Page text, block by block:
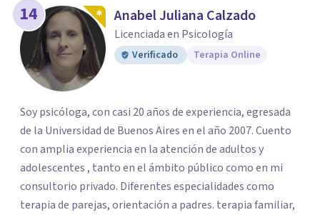
14 Anabel Juliana Calzado
Licenciada en Psicología
Verificado Terapia Online
Soy psicóloga, con casi 20 años de experiencia, egresada
de la Universidad de Buenos Aires en el año 2007. Cuento
con amplia experiencia en la atención de adultos y
adolescentes , tanto en el ámbito público como en mi
consultorio privado. Diferentes especialidades como
terapia de parejas, orientación a padres. terapia familiar,